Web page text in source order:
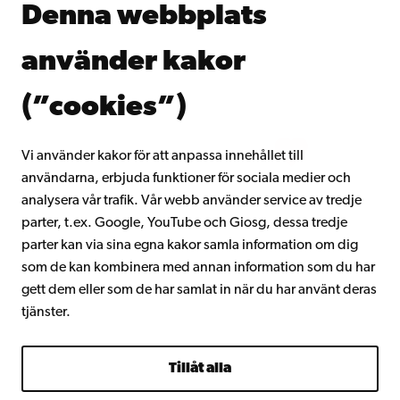
Denna webbplats
använder kakor
(”cookies”)
Vi använder kakor för att anpassa innehållet till
användarna, erbjuda funktioner för sociala medier och
analysera vår trafik. Vår webb använder service av tredje
parter, t.ex. Google, YouTube och Giosg, dessa tredje
parter kan via sina egna kakor samla information om dig
som de kan kombinera med annan information som du har
gett dem eller som de har samlat in när du har använt deras
tjänster.
Tillåt alla
Kontinuerligt lärande
Gå med i Åbo Akademis alumnnätverk
Intranätet
Facebook InstagramYouTube LinkedIn Blog Snapchat